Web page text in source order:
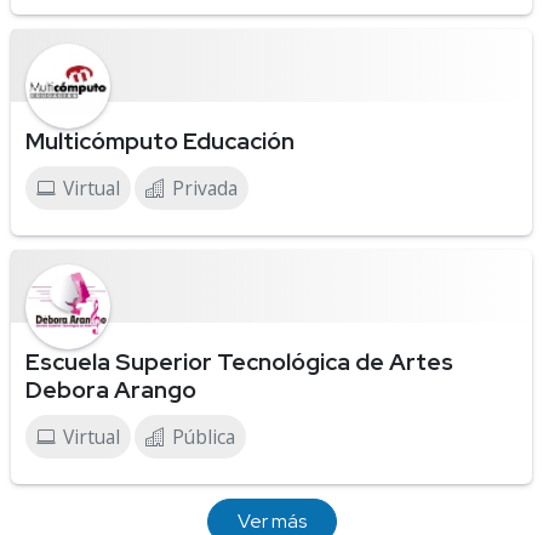
Multicómputo Educación
Virtual Privada
Escuela Superior Tecnológica de Artes
Debora Arango
Virtual Pública
Ver más